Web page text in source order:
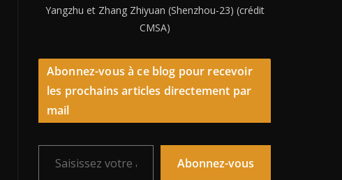
Yangzhu et Zhang Zhiyuan (Shenzhou-23) (crédit
CMSA)
Abonnez-vous à ce blog pour recevoir
les prochains articles directement par
mail
Saisissez votre adresse e-mail…
Abonnez-vous